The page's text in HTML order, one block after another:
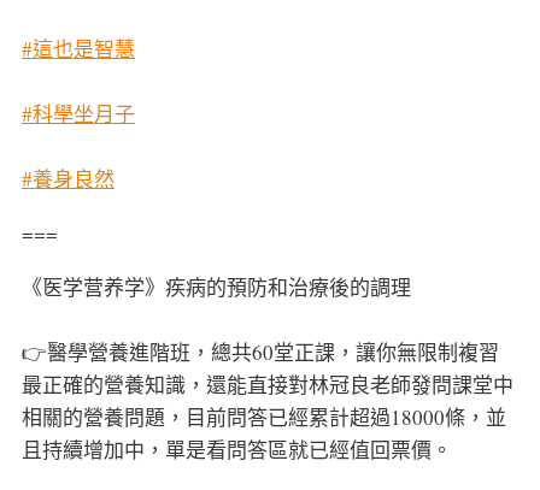
#這也是智慧
#科學坐月子
#養身良然
===
《医学营养学》疾病的預防和治療後的調理
👉醫學營養進階班，總共60堂正課，讓你無限制複習
最正確的營養知識，還能直接對林冠良老師發問課堂中
相關的營養問題，目前問答已經累計超過18000條，並
且持續增加中，單是看問答區就已經值回票價。